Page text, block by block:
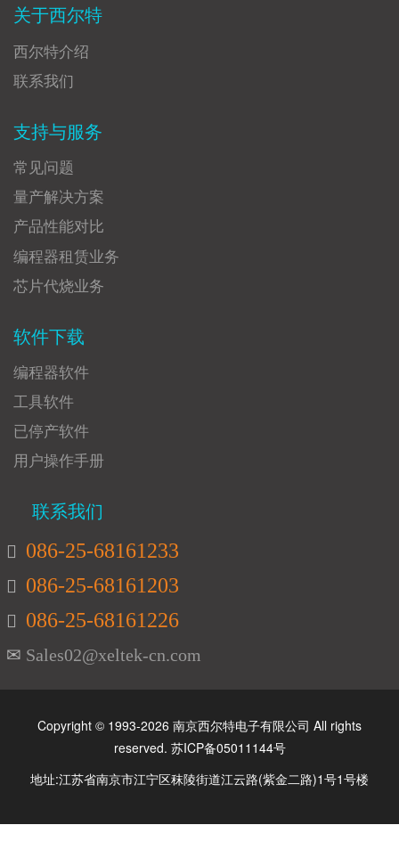
关于西尔特
西尔特介绍
联系我们
支持与服务
常见问题
量产解决方案
产品性能对比
编程器租赁业务
芯片代烧业务
软件下载
编程器软件
工具软件
已停产软件
用户操作手册
联系我们
086-25-68161233
086-25-68161203
086-25-68161226
Sales02@xeltek-cn.com
Copyright © 1993-2026 南京西尔特电子有限公司 All rights
reserved. 苏ICP备05011144号
地址:江苏省南京市江宁区秣陵街道江云路(紫金二路)1号1号楼